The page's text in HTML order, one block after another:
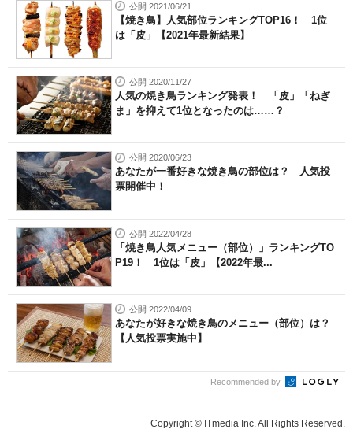
公開 2021/06/21
【焼き鳥】人気部位ランキングTOP16！ 1位
は「皮」【2021年最新結果】
公開 2020/11/27
人気の焼き鳥ランキング発表！ 「皮」「ねぎ
ま」を抑えて1位となったのは……？
公開 2020/06/23
あなたが一番好きな焼き鳥の部位は？ 人気投
票開催中！
公開 2022/04/28
「焼き鳥人気メニュー（部位）」ランキングTO
P19！ 1位は「皮」【2022年最...
公開 2022/04/09
あなたが好きな焼き鳥のメニュー（部位）は？
【人気投票実施中】
Recommended by
Copyright © ITmedia Inc. All Rights Reserved.